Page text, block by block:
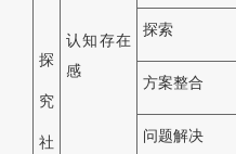
探
究
社
认知存在
感
探索
方案整合
问题解决